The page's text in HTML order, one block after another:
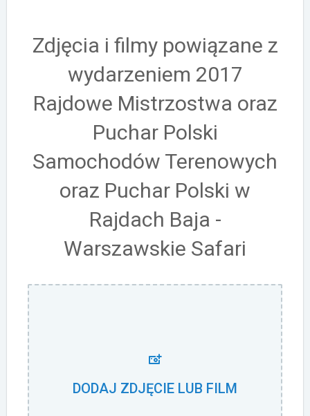
Zdjęcia i filmy powiązane z
wydarzeniem 2017
Rajdowe Mistrzostwa oraz
Puchar Polski
Samochodów Terenowych
oraz Puchar Polski w
Rajdach Baja -
Warszawskie Safari
DODAJ ZDJĘCIE LUB FILM